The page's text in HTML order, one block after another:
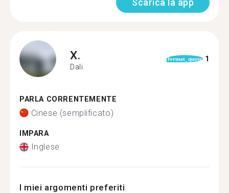
Scarica la app
X.
Dali
format_quote 1
PARLA CORRENTEMENTE
Cinese (semplificato)
IMPARA
Inglese
I miei argomenti preferiti